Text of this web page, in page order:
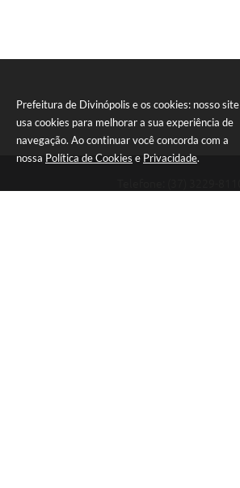
Prefeitura de Divinópolis e os cookies: nosso site
usa cookies para melhorar a sua experiência de
navegação. Ao continuar você concorda com a
nossa Política de Cookies e Privacidade.